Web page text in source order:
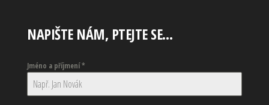
NAPIŠTE NÁM, PTEJTE SE…
Jméno a příjmení*